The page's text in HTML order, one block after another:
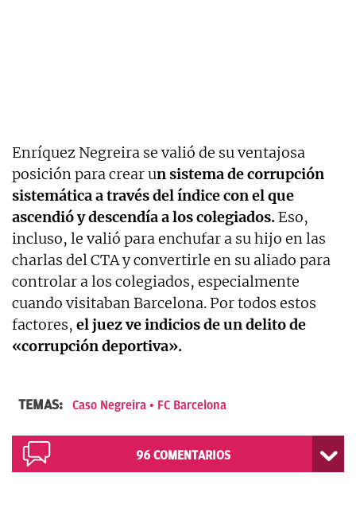
Enríquez Negreira se valió de su ventajosa
posición para crear un sistema de corrupción
sistemática a través del índice con el que
ascendió y descendía a los colegiados. Eso,
incluso, le valió para enchufar a su hijo en las
charlas del CTA y convertirle en su aliado para
controlar a los colegiados, especialmente
cuando visitaban Barcelona. Por todos estos
factores, el juez ve indicios de un delito de
«corrupción deportiva».
TEMAS: Caso Negreira FC Barcelona
96 COMENTARIOS